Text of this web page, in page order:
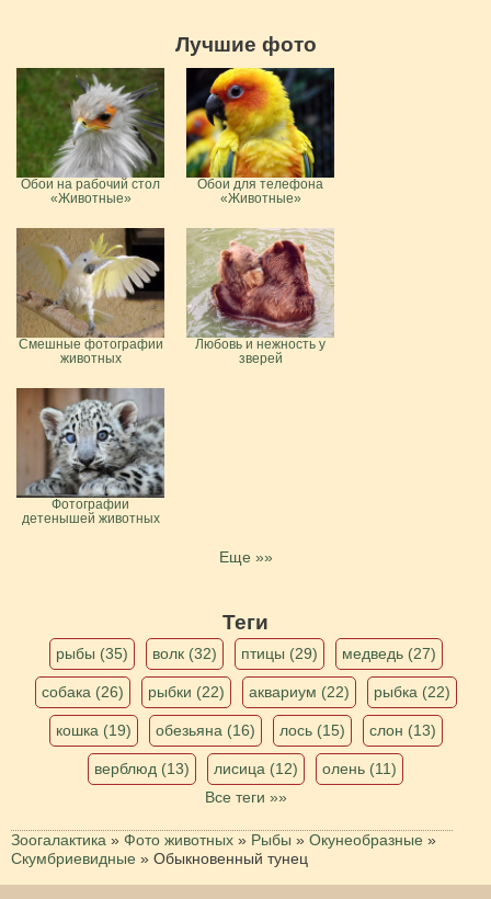
Лучшие фото
Обои на рабочий стол
«Животные»
Обои для телефона
«Животные»
Смешные фотографии
животных
Любовь и нежность у
зверей
Фотографии
детенышей животных
Еще »»
Теги
рыбы (35) волк (32) птицы (29) медведь (27)
собака (26) рыбки (22) аквариум (22) рыбка (22)
кошка (19) обезьяна (16) лось (15) слон (13)
верблюд (13) лисица (12)
олень (11)
Все теги »»
Зоогалактика » Фото животных » Рыбы » Окунеобразные »
Скумбриевидные » Обыкновенный тунец